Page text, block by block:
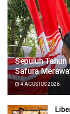
Sepuluh
Safura
4 AGUSTUS 2026